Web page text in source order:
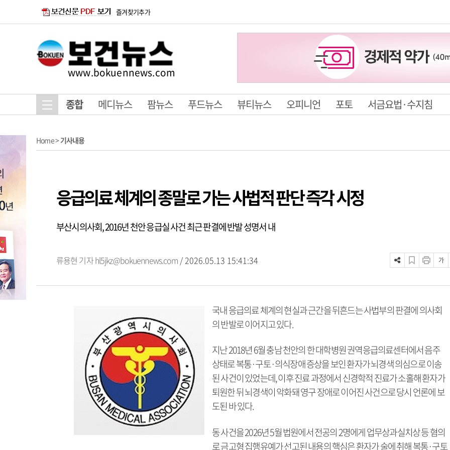
즐겨찾기추가
www.bokuennews.com
종합 메디뉴스 팜뉴스 푸드뉴스 뷰티뉴스 오피니언 포토 서금요법·수지침
Home>기사내용
응급의료 체계의 종말로 가는 사법적 판단 즉각 시정
부산시의사회, 2016년 천안 응급실 사건 최근 판결에 반발 성명서 내
류용현 기자hl5jkz@bokuennews.com / 2026.05.13 15:41:34 가
국내 응급의료 체계의 현실과 근간을 뒤흔드는 사법부의 판결에 의사회
의 반발로 이어지고 있다.
지난 2018년 6월 충남 천안의 한 대학병원 권역응급의료센터에서 음주
상태로 복통·구토·의식장애 증상을 보인 환자가 뇌경색 의심으로 이송
된 사건이 있었는데, 이후 진료 과정에서 신경학적 진료가 소홀해 환자가
퇴원한 뒤 뇌경색이 악화돼 영구 장애로 이어진 사건으로 당시 언론에 보
도된 바 있다.
동 사건을 2026년 5월 법원에서 전공의 2명에게 업무상과실치상 등 혐의
로 금고형 집행유예가 선고된 내용의 핵심은 환자가 술에 취해 복통·구토